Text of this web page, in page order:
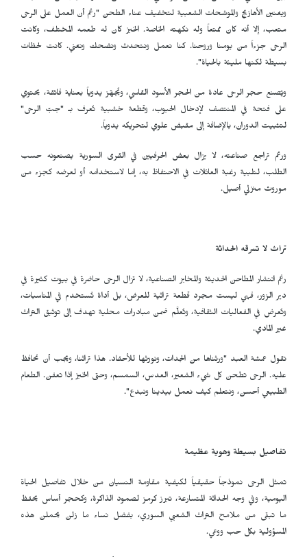
ويغنين الأهازيج والموشحات الشعبية لتخفيف عناء الطحن "رغم أن العمل على الرحى
متعب، إلا أنه كان ممتعاً وله نكهته الخاصة. الخبز كان له طعمه المختلف، وكانت
الرحى جزءاً من يومنا وروحنا. كنا نعمل ونتحدث ونضحك ونغني. كانت لحظات
بسيطة لكنها مليئة بالحياة".
ويُصنع حجر الرحى عادة من الحجر الأسود القاسي، ويُجهّز يدوياً بعناية فائقة، يحتوي
على فتحة في المنتصف لإدخال الحبوب، وقطعة خشبية تُعرف بـ "جبّ الرحى"
لتثبيت الدوران، بالإضافة إلى مقبض علوي لتحريكه يدوياً.
ورغم تراجع صناعته، لا يزال بعض الحرفيين في القرى السورية يصنعونه حسب
الطلب، لتلبية رغبة العائلات في الاحتفاظ به، إما لاستخدامه أو لعرضه كجزء من
موروث منزلي أصيل.
تراث لا تسرقه الحداثة
رغم انتشار المطاحن الحديثة والمخابز الصناعية، لا تزال الرحى حاضرة في بيوت كثيرة في
دير الزور، فهي ليست مجرد قطعة تراثية للعرض، بل أداة تُستخدم في المناسبات،
وتُعرض في الفعاليات الثقافية، وتُعلَّم ضمن مبادرات محلية تهدف إلى توثيق التراث
غير المادي.
تقول عمشة العبد "ورثناها من الجدات، ونورّثها للأحفاد. هذا تراثنا، ويجب أن نحافظ
عليه. الرحى تطحن كل شيء الشعير، العدس، السمسم، وحتى الخبز إذا تعفن. الطعام
الطبيعي أحسن، ونتعلم كيف نعمل بيدينا ونبدع".
تفاصيل بسيطة وهوية عظيمة
تمثل الرحى نموذجاً حقيقياً لكيفية مقاومة النسيان من خلال تفاصيل الحياة
اليومية، وفي وجه الحداثة المتسارعة، تبرز كرمز لصمود الذاكرة، وكحجر أساس يحفظ
ما تبقى من ملامح التراث الشعبي السوري، بفضل نساء ما زلن يحملن هذه
المسؤولية بكل حب ووعي.